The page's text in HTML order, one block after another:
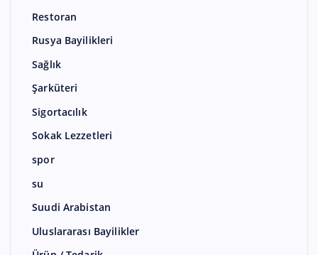
Restoran
Rusya Bayilikleri
Sağlık
Şarküteri
Sigortacılık
Sokak Lezzetleri
spor
su
Suudi Arabistan
Uluslararası Bayilikler